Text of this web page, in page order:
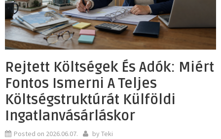
Rejtett Költségek És Adók: Miért
Fontos Ismerni A Teljes
Költségstruktúrát Külföldi
Ingatlanvásárláskor
Posted on 2026.06.07. by Teki